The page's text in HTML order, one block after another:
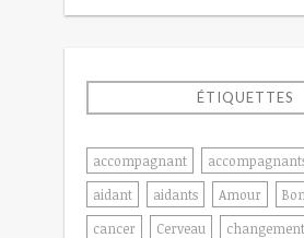
ÉTIQUETTES
accompagnant
aidant
aidants Amour
cancer
Cerveau changement